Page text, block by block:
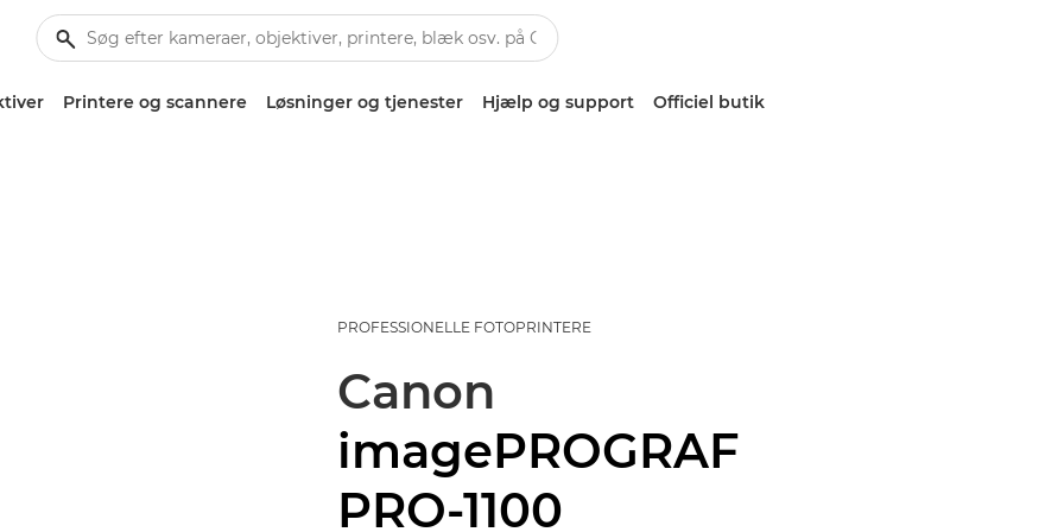
Printere og scannere Løsninger og tjenester Hjælp og support Officiel butik
PROFESSIONELLE FOTOPRINTERE
Canon
imagePROGRAF
PRO-1100